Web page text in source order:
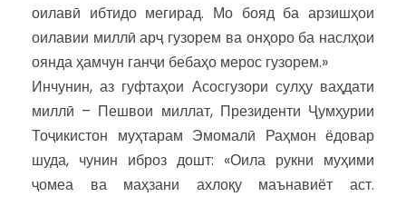
оилавӣ ибтидо мегирад. Мо бояд ба арзишҳои
оилавии миллӣ арҷ гузорем ва онҳоро ба наслҳои
оянда ҳамчун ганҷи бебаҳо мерос гузорем.»
Инчунин, аз гуфтаҳои Асосгузори сулҳу ваҳдати
миллӣ – Пешвои миллат, Президенти Ҷумҳурии
Тоҷикистон муҳтарам Эмомалӣ Раҳмон ёдовар
шуда, чунин иброз дошт: «Оила рукни муҳими
ҷомеа ва маҳзани ахлоқу маънавиёт аст.